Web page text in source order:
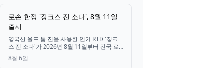
로손 한정 '징크스 진 소다', 8월 11일
출시
영국산 올드 톰 진을 사용한 인기 RTD '징크
스 진 소다'가 2026년 8월 11일부터 전국 로
손 매장에서 한정 수량으로 재출시됩니다.
8월 6일